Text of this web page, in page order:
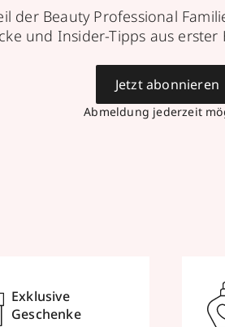
der Beauty Professional
und Insider-Tipps aus erster
Abmeldung jederzeit
Jetzt abonnieren
Exklusive
Geschenke